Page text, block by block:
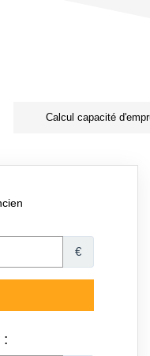
Calcul capacité